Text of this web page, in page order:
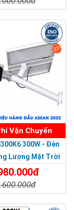
cho
đèn năng
sản xuất. 23%
Vận Chuyển
300W - Đèn
Lượng Mặt Trời
- Solar